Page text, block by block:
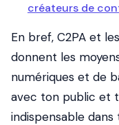
créateurs de
En bref, C2PA et
donnent les
numériques et de
avec ton public et
indispensable